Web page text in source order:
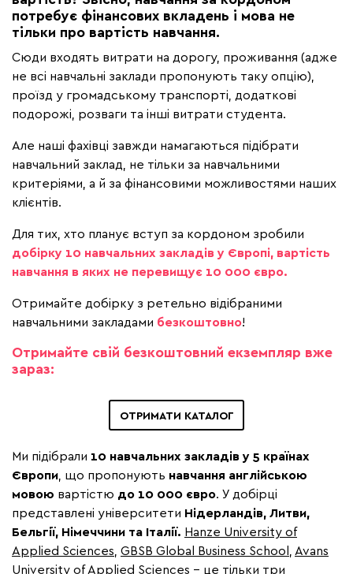
потребує фінансових вкладень і мова не
тільки про вартість навчання.
Сюди входять витрати на дорогу, проживання (адже
не всі навчальні заклади пропонують таку опцію),
проїзд у громадському транспорті, додаткові
подорожі, розваги та інші витрати студента.
Але наші фахівці завжди намагаються підібрати
навчальний заклад, не тільки за навчальними
критеріями, а й за фінансовими можливостями наших
клієнтів.
Для тих, хто планує вступ за кордоном зробили
добірку 10 навчальних закладів у Європі, вартість
навчання в яких не перевищує 10 000 євро.
Отримайте добірку з ретельно відібраними
навчальними закладами безкоштовно!
Отримайте свій безкоштовний екземпляр вже
зараз:
ОТРИМАТИ КАТАЛОГ
Ми підібрали 10 навчальних закладів у 5 країнах
Європи , що пропонують навчання англійською
мовою вартістю до 10 000 євро. У добірці
представлені університети Нідерландів, Литви,
Бельгії, Німеччини та Італії. Hanze University of
Applied Sciences GBSB Global Business School Avans
University of Applied Sciences - це тільки три